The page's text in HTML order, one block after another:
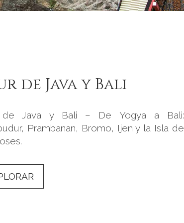
de Java y Bali
de Java y Bali – De Yogya a Bali:
Prambanan, Bromo, Ijen y la Isla de